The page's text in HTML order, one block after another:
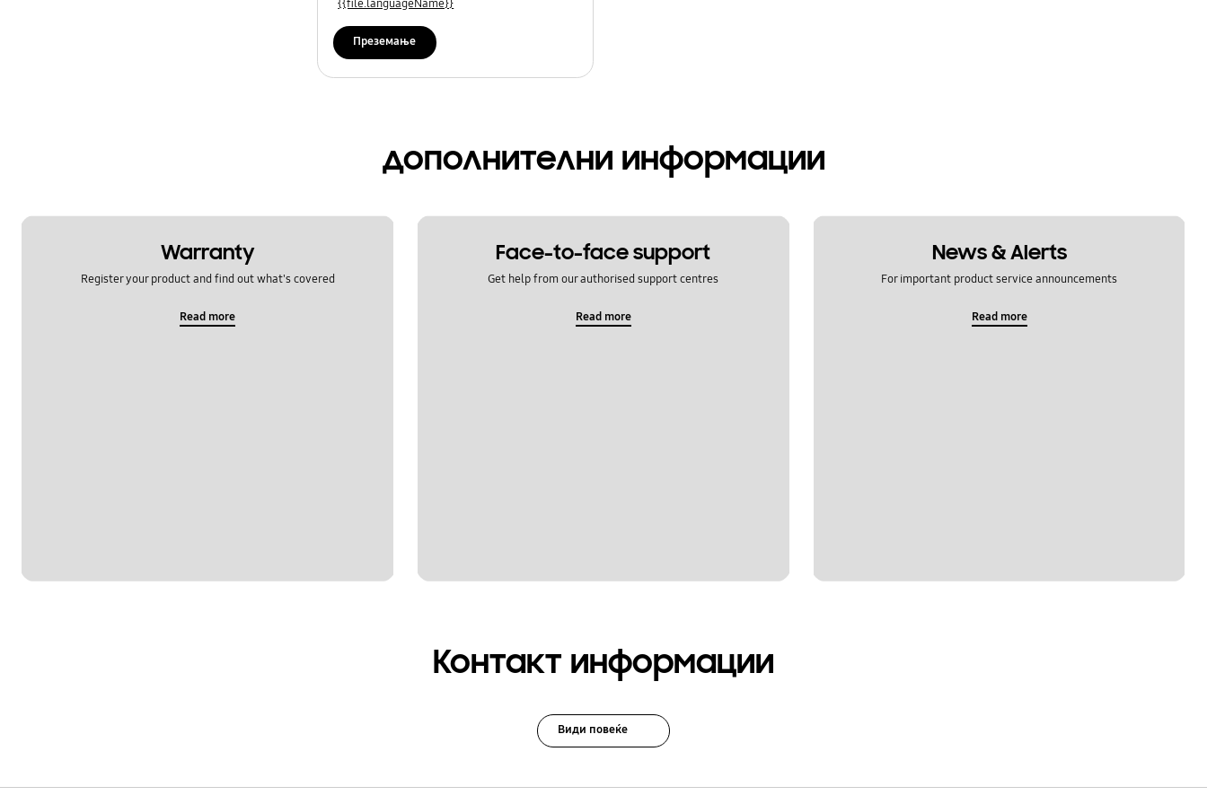
{{file.languageName}}
Преземање
дополнителни информации
Warranty
Register your product and find out what's covered
Read more
Face-to-face support
Get help from our authorised support centres
Read more
News & Alerts
For important product service announcements
Read more
Контакт информации
Види повеќе